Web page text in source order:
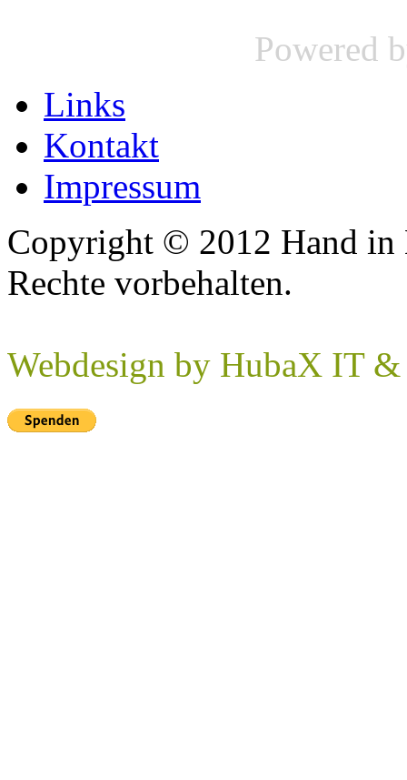
Powered
Links
Kontakt
Impressum
Copyright © 2012 Hand in
Rechte vorbehalten.
Webdesign by HubaX IT